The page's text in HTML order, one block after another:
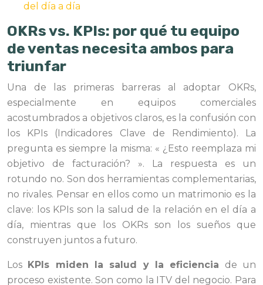
del día a día
OKRs vs. KPIs: por qué tu equipo
de ventas necesita ambos para
triunfar
Una de las primeras barreras al adoptar OKRs,
especialmente en equipos comerciales
acostumbrados a objetivos claros, es la confusión con
los KPIs (Indicadores Clave de Rendimiento). La
pregunta es siempre la misma: « ¿Esto reemplaza mi
objetivo de facturación? ». La respuesta es un
rotundo no. Son dos herramientas complementarias,
no rivales. Pensar en ellos como un matrimonio es la
clave: los KPIs son la salud de la relación en el día a
día, mientras que los OKRs son los sueños que
construyen juntos a futuro.
Los KPIs miden la salud y la eficiencia de un
proceso existente. Son como la ITV del negocio. Para